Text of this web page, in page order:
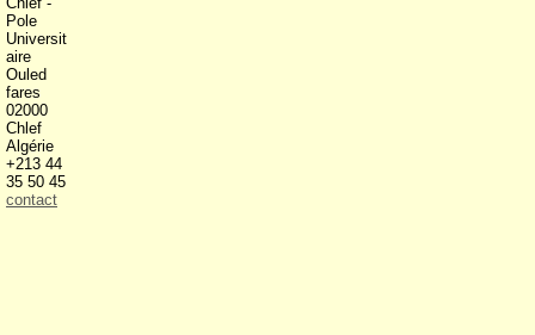
Pole
Universit
aire
Ouled
fares
02000
Chlef
Algérie
+213 44
35 50 45
contact